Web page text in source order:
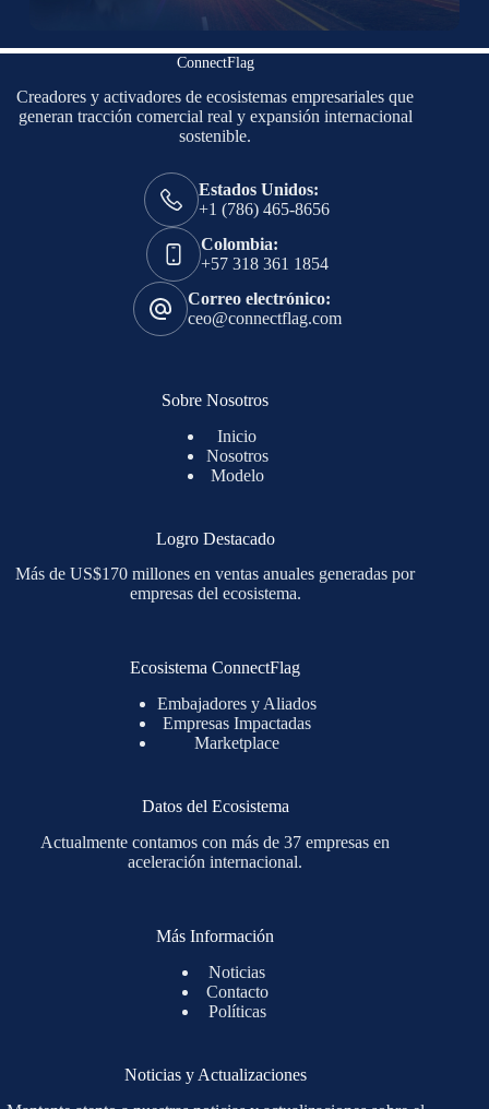
ConnectFlag
Creadores y activadores de ecosistemas empresariales que
generan tracción comercial real y expansión internacional
sostenible.
Estados Unidos:
+1 (786) 465-8656
Colombia:
+57 318 361 1854
Correo electrónico:
ceo@connectflag.com
Sobre Nosotros
Inicio
Nosotros
Modelo
Logro Destacado
Más de US$170 millones en ventas anuales generadas por
empresas del ecosistema.
Ecosistema ConnectFlag
Embajadores y Aliados
Empresas Impactadas
Marketplace
Datos del Ecosistema
Actualmente contamos con más de 37 empresas en
aceleración internacional.
Más Información
Noticias
Contacto
Políticas
Noticias y Actualizaciones